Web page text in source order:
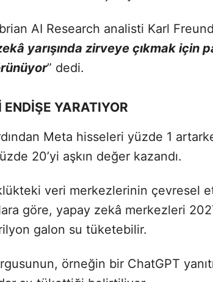
AI Research analisti Karl
yarışında zirveye çıkmak için
” dedi.
YARATIYOR
Meta hisseleri yüzde 1
20’yi aşkın değer kazandı.
veri merkezlerinin çevresel
göre, yapay zekâ merkezleri
galon su tüketebilir.
örneğin bir ChatGPT